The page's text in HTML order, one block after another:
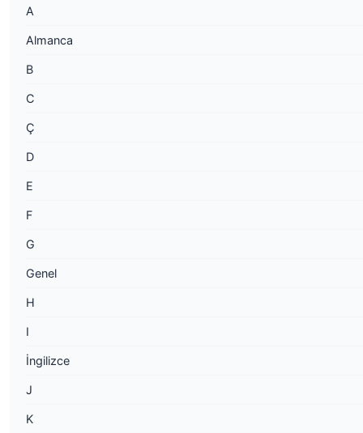
A
Almanca
B
C
Ç
D
E
F
G
Genel
H
I
İngilizce
J
K